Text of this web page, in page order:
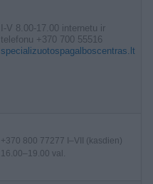
I-V 8.00-17.00 internetu ir
telefonu +370 700 55516
specializuotospagalboscentras.lt
+370 800 77277 I–VII (kasdien)
16.00–19.00 val.